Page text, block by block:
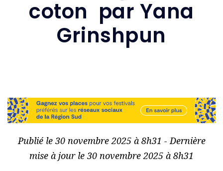
coton par Yana
Grinshpun
Publié le 30 novembre 2025 à 8h31 - Dernière
mise à jour le 30 novembre 2025 à 8h31